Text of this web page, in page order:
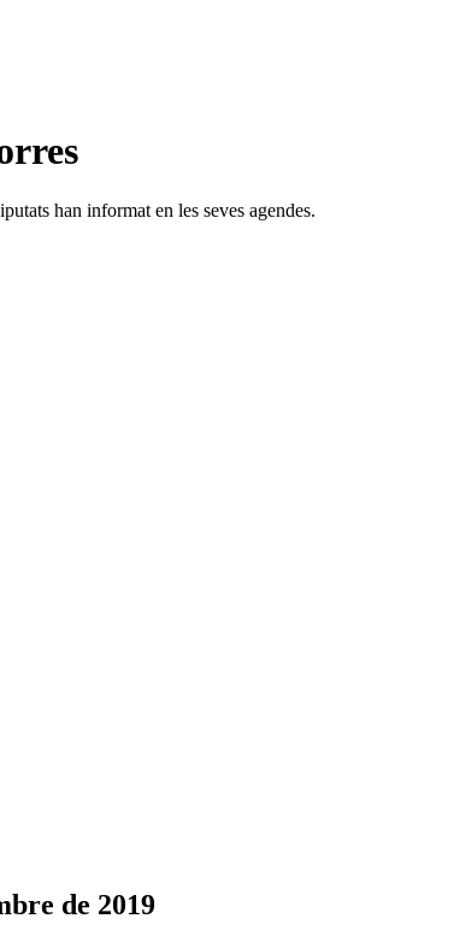
han informat en les seves agendes.
de 2019